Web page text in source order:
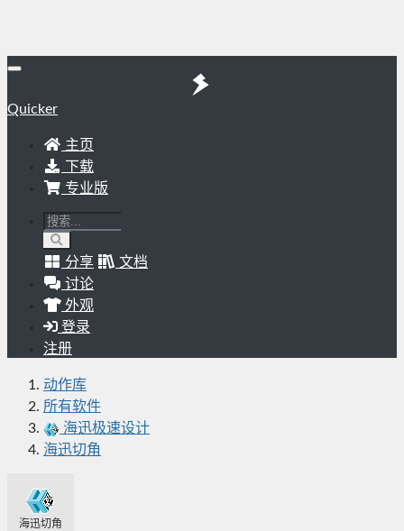
Quicker
主页
下载
专业版
分享
文档
讨论
外观
登录
注册
动作库
所有软件
海迅极速设计
海迅切角
海迅切角